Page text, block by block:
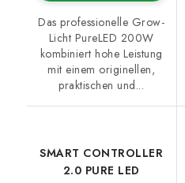
Das professionelle Grow-
Licht PureLED 200W
kombiniert hohe Leistung
mit einem originellen,
praktischen und...
SMART CONTROLLER
2.0 PURE LED